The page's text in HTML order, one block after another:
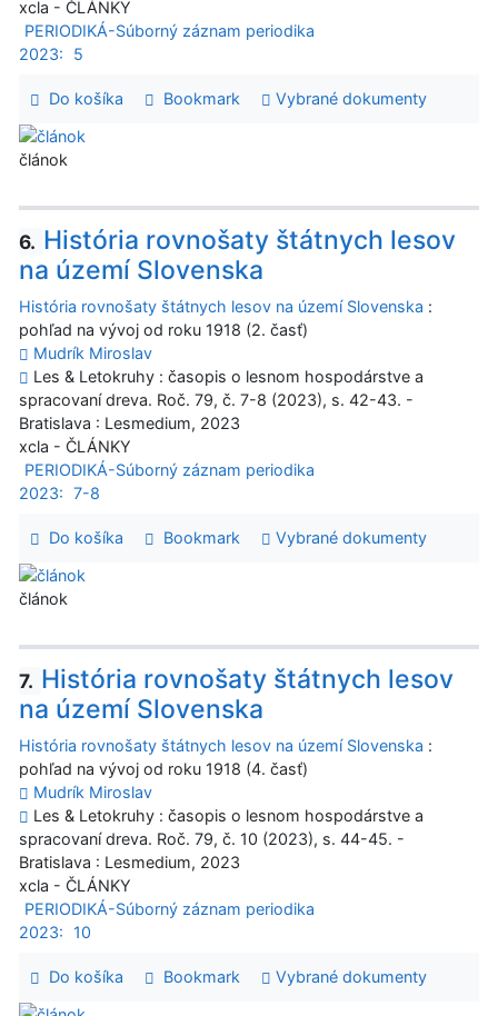
xcla - ČLÁNKY
PERIODIKÁ-Súborný záznam periodika
2023:
5
Do košíka Bookmark Vybrané dokumenty
článok
6. História rovnošaty štátnych lesov
na území Slovenska
História rovnošaty štátnych lesov na území Slovenska :
pohľad na vývoj od roku 1918 (2. časť)
Mudrík Miroslav
Les & Letokruhy : časopis o lesnom hospodárstve a
spracovaní dreva. Roč. 79, č. 7-8 (2023), s. 42-43. -
Bratislava : Lesmedium, 2023
xcla - ČLÁNKY
PERIODIKÁ-Súborný záznam periodika
2023: 7-8
Do košíka Bookmark Vybrané dokumenty
článok
7. História rovnošaty štátnych lesov
na území Slovenska
História rovnošaty štátnych lesov na území Slovenska :
pohľad na vývoj od roku 1918 (4. časť)
Mudrík Miroslav
Les & Letokruhy : časopis o lesnom hospodárstve a
spracovaní dreva. Roč. 79, č. 10 (2023), s. 44-45. -
Bratislava : Lesmedium, 2023
xcla - ČLÁNKY
PERIODIKÁ-Súborný záznam periodika
2023:
10
Do košíka Bookmark Vybrané dokumenty